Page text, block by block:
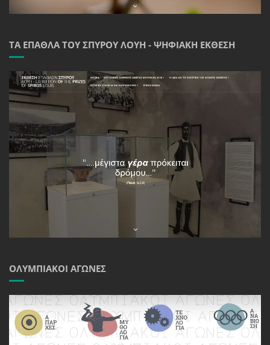
ΤΑ ΈΠΑΘΛΑ ΤΟΥ ΣΠΎΡΟΥ ΛΟΎΗ - ΨΗΦΙΑΚΉ ΈΚΘΕΣΗ
ΟΛΥΜΠΙΑΚΟΊ ΑΓΏΝΕΣ